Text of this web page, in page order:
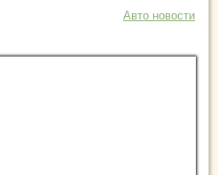
Авто новости